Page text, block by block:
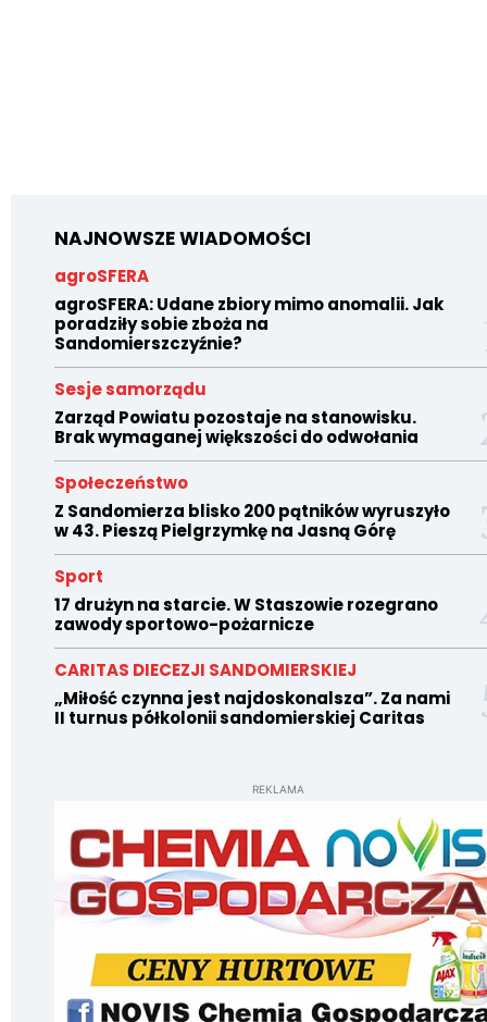
NAJNOWSZE WIADOMOŚCI
agroSFERA
agroSFERA: Udane zbiory mimo anomalii. Jak
poradziły sobie zboża na
Sandomierszczyźnie?
Sesje samorządu
Zarząd Powiatu pozostaje na stanowisku.
Brak wymaganej większości do odwołania
Społeczeństwo
Z Sandomierza blisko 200 pątników wyruszyło
w 43. Pieszą Pielgrzymkę na Jasną Górę
Sport
17 drużyn na starcie. W Staszowie rozegrano
zawody sportowo-pożarnicze
CARITAS DIECEZJI SANDOMIERSKIEJ
„Miłość czynna jest najdoskonalsza”. Za nami
II turnus półkolonii sandomierskiej Caritas
REKLAMA